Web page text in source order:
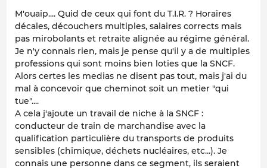
M'ouaip.... Quid de ceux qui font du T.I.R. ? Horaires
décales, découchers multiples, salaires corrects mais
pas mirobolants et retraite alignée au régime général.
Je n'y connais rien, mais je pense qu'il y a de multiples
professions qui sont moins bien loties que la SNCF.
Alors certes les medias ne disent pas tout, mais j'ai du
mal à concevoir que cheminot soit un metier "qui
tue"....
A cela j'ajoute un travail de niche à la SNCF :
conducteur de train de marchandise avec la
qualification particulière du transports de produits
sensibles (chimique, déchets nucléaires, etc...). Je
connais une personne dans ce segment, ils seraient